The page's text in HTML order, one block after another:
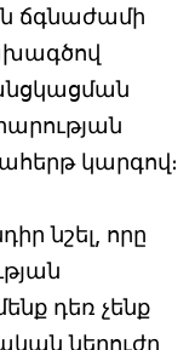
ճգնաժամի
կարգով։
նշել, որը
դեռ չենք
ներուժը